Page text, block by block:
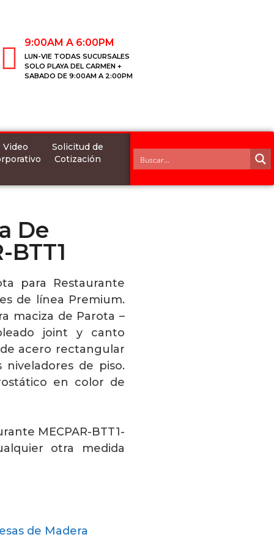
9:00AM A 6:00PM
LUN-VIE TODAS SUCURSALES
SOLO PLAYA DEL CARMEN +
SABADO DE 9:00AM A 2:00PM
Video
Solicitud de
Cotización
De
BTT1
para Restaurante
de línea Premium.
maciza de Parota –
joint y canto
acero rectangular
de piso.
en color de
MECPAR-BTT1-
otra medida
de Madera